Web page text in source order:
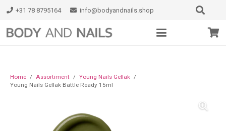
+31 78 8795164 info@bodyandnails.shop
Home / Assortiment / Young Nails Gellak /
Young Nails Gellak Battle Ready 15ml